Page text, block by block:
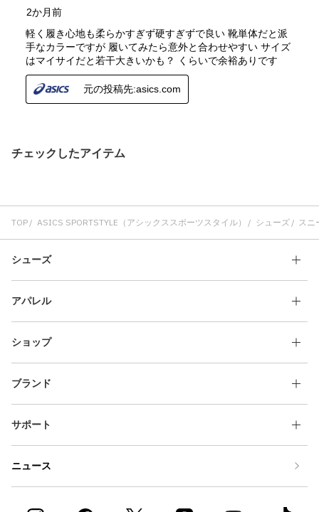
チェックしたアイテム
TOP ASICS SPORTSTYLE（アシックススポーツスタイル） シューズ スニ
シューズ
アパレル
ショップ
ブランド
サポート
ニュース